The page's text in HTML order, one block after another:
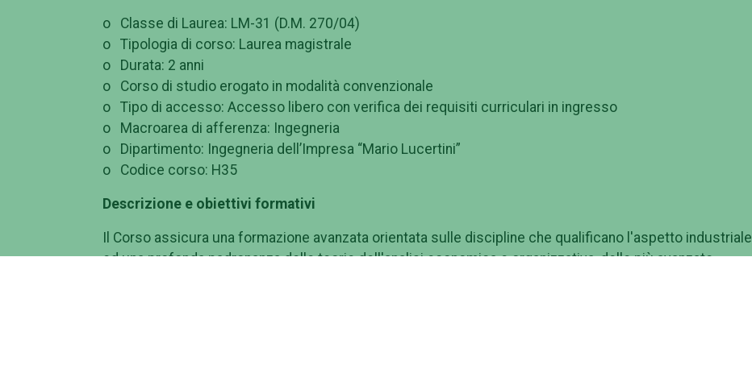
o Classe di Laurea: LM-31 (D.M. 270/04)
o Tipologia di corso: Laurea magistrale
o Durata: 2 anni
o Corso di studio erogato in modalità convenzionale
o Tipo di accesso: Accesso libero con verifica dei requisiti curriculari in ingresso
o Macroarea di afferenza: Ingegneria
o Dipartimento: Ingegneria dell’Impresa “Mario Lucertini”
o Codice corso: H35
Descrizione e obiettivi formativi
Il Corso assicura una formazione avanzata orientata sulle discipline che qualificano l'aspetto industriale
ed una profonda padronanza delle teorie dell'analisi economica e organizzativa, delle più avanzate